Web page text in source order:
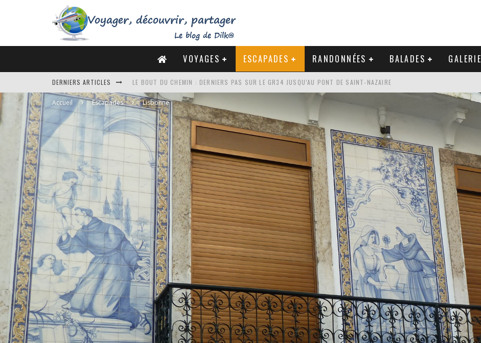
VOYAGES ESCAPADES RANDONNÉES BALADES GALERIE
DERNIERS ARTICLES
LE BOUT DU CHEMIN : DERNIERS PAS SUR LE GR34 JUSQU’AU PONT DE SAINT-NAZAIRE
DE LA CÔTE SAUVAGE À LA BAIE DE LA BAULE
DES MARAIS SALANTS DE GUÉRANDE À LA CÔTE SAUVAGE DU CROISIC
DU MONT SAINT-MICHEL À SAINT-NAZAIRE : PAS À PAS VERS MES RACINES
Accueil Escapades Lisbonne